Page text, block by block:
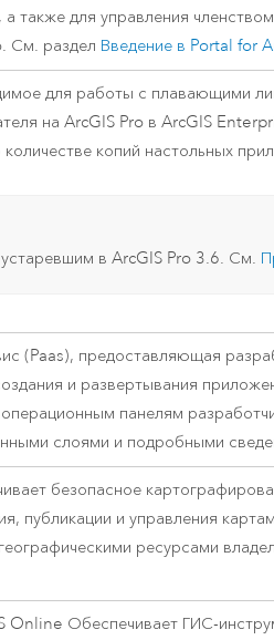
также для управления
. См. раздел Введение в Portal for
для работы с плавающими
наArcGIS Pro вArcGIS
количестве копий настольных
устаревшим вArcGIS Pro 3.6. См.
(Paas), предоставляющая
и развертывания
панелям
слоями и подробными
безопасное
публикации и управления
ресурсами
Online Обеспечивает ГИС-